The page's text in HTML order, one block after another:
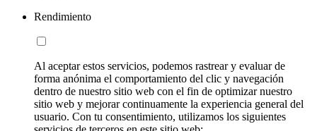
Rendimiento
Al aceptar estos servicios, podemos rastrear y evaluar de
forma anónima el comportamiento del clic y navegación
dentro de nuestro sitio web con el fin de optimizar nuestro
sitio web y mejorar continuamente la experiencia general del
usuario. Con tu consentimiento, utilizamos los siguientes